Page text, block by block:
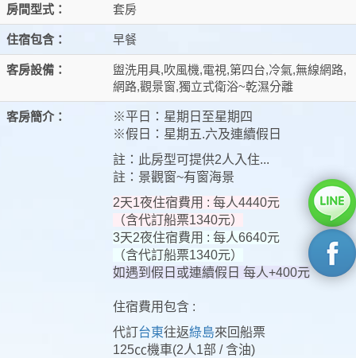
房間型式： 套房
住宿包含： 早餐
客房設備：
盥洗用具,吹風機,電視,第四台,冷氣,無線網路,
網路,觀景窗,獨立式衛浴~乾濕分離
客房簡介：
※平日：星期日至星期四
※假日：星期五.六及連續假日
註：此房型可提供2人入住...
註：景觀窗~有窗海景
2天1夜住宿費用 : 每人4440元
（含代訂船票1340元）
3天2夜住宿費用 : 每人6640元
（含代訂船票1340元）
如遇到假日或連續假日 每人+400元
住宿費用包含 :
代訂台東往返綠島來回船票
125㏄機車(2人1部 / 含油)